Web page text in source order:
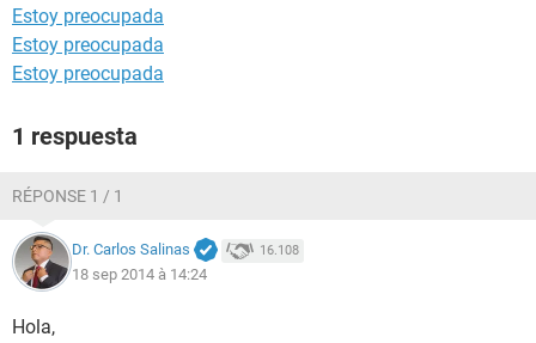
Estoy preocupada
Estoy preocupada
Estoy preocupada
1 respuesta
RÉPONSE 1 / 1
Dr. Carlos Salinas 16.108
18 sep 2014 à 14:24
Hola,